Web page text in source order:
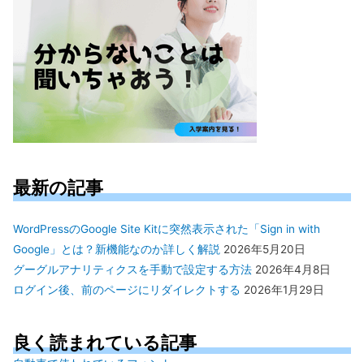
最新の記事
WordPressのGoogle Site Kitに突然表示された「Sign in with
Google」とは？新機能なのか詳しく解説 2026年5月20日
グーグルアナリティクスを手動で設定する方法 2026年4月8日
ログイン後、前のページにリダイレクトする 2026年1月29日
良く読まれている記事